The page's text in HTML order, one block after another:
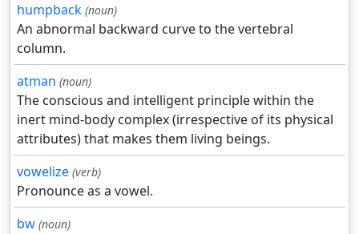
humpback (noun)
An abnormal backward curve to the vertebral
column.
atman (noun)
The conscious and intelligent principle within the
inert mind-body complex (irrespective of its physical
attributes) that makes them living beings.
vowelize (verb)
Pronounce as a vowel.
bw (noun)